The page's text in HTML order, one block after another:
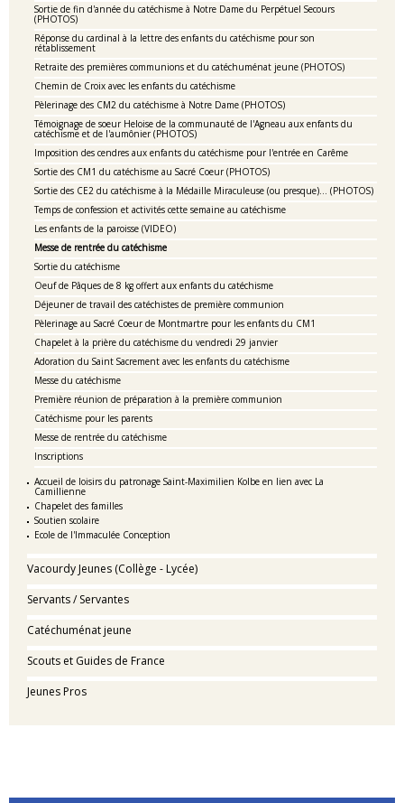
Sortie de fin d'année du catéchisme à Notre Dame du Perpétuel Secours
(PHOTOS)
Réponse du cardinal à la lettre des enfants du catéchisme pour son
rétablissement
Retraite des premières communions et du catéchuménat jeune (PHOTOS)
Chemin de Croix avec les enfants du catéchisme
Pèlerinage des CM2 du catéchisme à Notre Dame (PHOTOS)
Témoignage de soeur Heloise de la communauté de l'Agneau aux enfants du
catéchisme et de l'aumônier (PHOTOS)
Imposition des cendres aux enfants du catéchisme pour l'entrée en Carême
Sortie des CM1 du catéchisme au Sacré Coeur (PHOTOS)
Sortie des CE2 du catéchisme à la Médaille Miraculeuse (ou presque)... (PHOTOS)
Temps de confession et activités cette semaine au catéchisme
Les enfants de la paroisse (VIDEO)
Messe de rentrée du catéchisme
Sortie du catéchisme
Oeuf de Pâques de 8 kg offert aux enfants du catéchisme
Déjeuner de travail des catéchistes de première communion
Pèlerinage au Sacré Coeur de Montmartre pour les enfants du CM1
Chapelet à la prière du catéchisme du vendredi 29 janvier
Adoration du Saint Sacrement avec les enfants du catéchisme
Messe du catéchisme
Première réunion de préparation à la première communion
Catéchisme pour les parents
Messe de rentrée du catéchisme
Inscriptions
Accueil de loisirs du patronage Saint-Maximilien Kolbe en lien avec La
Camillienne
Chapelet des familles
Soutien scolaire
Ecole de l'Immaculée Conception
Vacourdy Jeunes (Collège - Lycée)
Servants / Servantes
Catéchuménat jeune
Scouts et Guides de France
Jeunes Pros